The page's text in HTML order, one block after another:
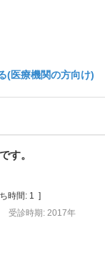
(医療機関の方向け)
す。
時間: 1
受診時期: 2017年